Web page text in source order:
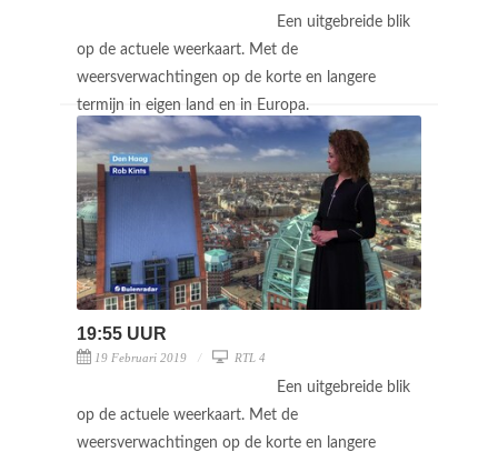
Een uitgebreide blik
op de actuele weerkaart. Met de
weersverwachtingen op de korte en langere
termijn in eigen land en in Europa.
19:55 UUR
19 Februari 2019 RTL 4
Een uitgebreide blik
op de actuele weerkaart. Met de
weersverwachtingen op de korte en langere